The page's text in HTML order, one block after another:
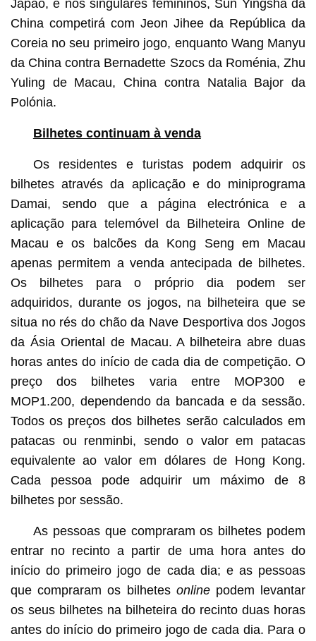
Japão, e nos singulares femininos, Sun Yingsha da
China competirá com Jeon Jihee da República da
Coreia no seu primeiro jogo, enquanto Wang Manyu
da China contra Bernadette Szocs da Roménia, Zhu
Yuling de Macau, China contra Natalia Bajor da
Polónia.
Bilhetes continuam à venda
Os residentes e turistas podem adquirir os
bilhetes através da aplicação e do miniprograma
Damai, sendo que a página electrónica e a
aplicação para telemóvel da Bilheteira Online de
Macau e os balcões da Kong Seng em Macau
apenas permitem a venda antecipada de bilhetes.
Os bilhetes para o próprio dia podem ser
adquiridos, durante os jogos, na bilheteira que se
situa no rés do chão da Nave Desportiva dos Jogos
da Ásia Oriental de Macau. A bilheteira abre duas
horas antes do início de cada dia de competição. O
preço dos bilhetes varia entre MOP300 e
MOP1.200, dependendo da bancada e da sessão.
Todos os preços dos bilhetes serão calculados em
patacas ou renminbi, sendo o valor em patacas
equivalente ao valor em dólares de Hong Kong.
Cada pessoa pode adquirir um máximo de 8
bilhetes por sessão.
As pessoas que compraram os bilhetes podem
entrar no recinto a partir de uma hora antes do
início do primeiro jogo de cada dia; e as pessoas
que compraram os bilhetes onlinepodem levantar
os seus bilhetes na bilheteira do recinto duas horas
antes do início do primeiro jogo de cada dia. Para o